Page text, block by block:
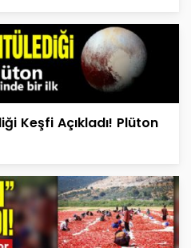
Keşfi Açıkladı! Plüton